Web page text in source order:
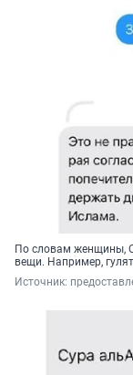
По словам женщины,
вещи. Например,
Источник: